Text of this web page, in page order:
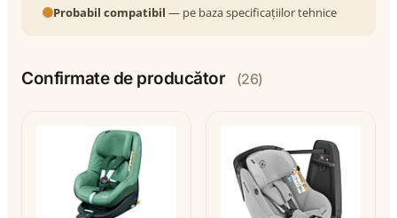
Probabil compatibil — pe baza specificațiilor tehnice
Confirmate de producător (26)